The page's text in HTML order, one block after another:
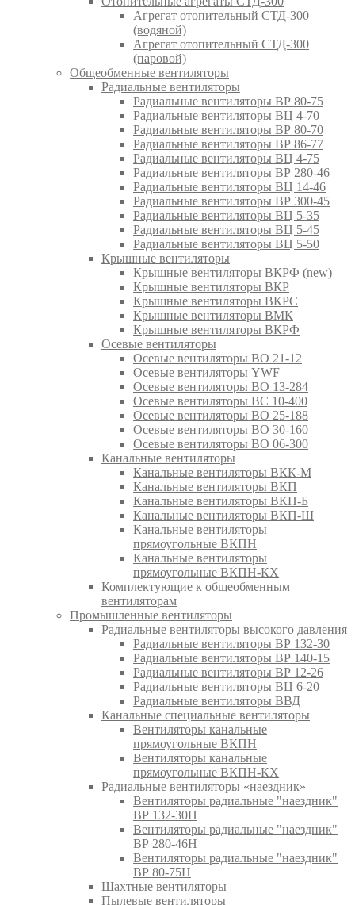
Агрегат отопительный СТД-300
(водяной)
Агрегат отопительный СТД-300
(паровой)
Общеобменные вентиляторы
Радиальные вентиляторы
Радиальные вентиляторы ВР 80-75
Радиальные вентиляторы ВЦ 4-70
Радиальные вентиляторы ВР 80-70
Радиальные вентиляторы ВР 86-77
Радиальные вентиляторы ВЦ 4-75
Радиальные вентиляторы ВР 280-46
Радиальные вентиляторы ВЦ 14-46
Радиальные вентиляторы ВР 300-45
Радиальные вентиляторы ВЦ 5-35
Радиальные вентиляторы ВЦ 5-45
Радиальные вентиляторы ВЦ 5-50
Крышные вентиляторы
Крышные вентиляторы ВКРФ (new)
Крышные вентиляторы ВКР
Крышные вентиляторы ВКРС
Крышные вентиляторы ВМК
Крышные вентиляторы ВКРФ
Осевые вентиляторы
Осевые вентиляторы ВО 21-12
Осевые вентиляторы YWF
Осевые вентиляторы ВО 13-284
Осевые вентиляторы ВС 10-400
Осевые вентиляторы ВО 25-188
Осевые вентиляторы ВО 30-160
Осевые вентиляторы ВО 06-300
Канальные вентиляторы
Канальные вентиляторы ВКК-М
Канальные вентиляторы ВКП
Канальные вентиляторы ВКП-Б
Канальные вентиляторы ВКП-Ш
Канальные вентиляторы
прямоугольные ВКПН
Канальные вентиляторы
прямоугольные ВКПН-КХ
Комплектующие к общеобменным
вентиляторам
Промышленные вентиляторы
Радиальные вентиляторы высокого давления
Радиальные вентиляторы ВР 132-30
Радиальные вентиляторы ВР 140-15
Радиальные вентиляторы ВР 12-26
Радиальные вентиляторы ВЦ 6-20
Радиальные вентиляторы ВВД
Канальные специальные вентиляторы
Вентиляторы канальные
прямоугольные ВКПН
Вентиляторы канальные
прямоугольные ВКПН-КХ
Радиальные вентиляторы «наездник»
Вентиляторы радиальные "наездник"
ВР 132-30Н
Вентиляторы радиальные "наездник"
ВР 280-46Н
Вентиляторы радиальные "наездник"
ВР 80-75Н
Шахтные вентиляторы
Пылевые вентиляторы